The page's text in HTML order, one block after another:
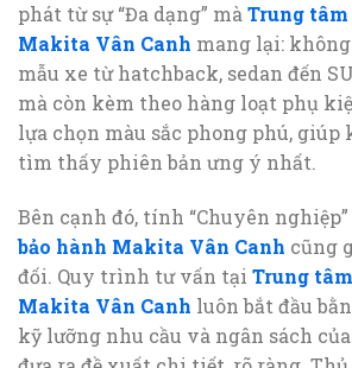
phát từ sự “Đa dạng” màTrung tâm
Makita Vân Canh mang lại:
mẫu xe từ hatchback, sedan đến
mà còn kèm theo hàng loạt phụ
lựa chọn màu sắc phong phú, giúp
tìm thấy phiên bản ưng ý nhất.
Bên cạnh đó, tính “Chuyên nghiệp”
bảo hành Makita Vân Canh cũng
đối. Quy trình tư vấn tại Trung
Makita Vân Canh luôn bắt đầu
kỹ lưỡng nhu cầu và ngân sách